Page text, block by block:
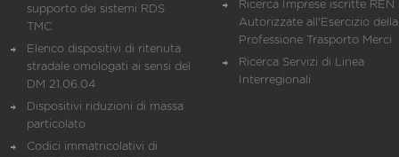
supporto dei sistemi RDS
TMC
Elenco dispositivi di ritenuta
stradale omologati ai sensi del
DM 21.06.04
Dispositivi riduzioni di massa
particolato
Codici immatricolativi di
Ricerca Imprese iscritte REN
Autorizzate all'Esercizio della
Professione Trasporto Merci
Ricerca Servizi di Linea
Interregionali